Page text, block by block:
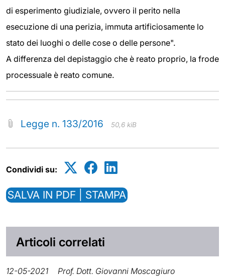
di esperimento giudiziale, ovvero il perito nella
esecuzione di una perizia, immuta artificiosamente lo
stato dei luoghi o delle cose o delle persone".
A differenza del depistaggio che è reato proprio, la frode
processuale è reato comune.
Legge n. 133/2016 50,6 kiB
Condividi su:
SALVA IN PDF | STAMPA
Articoli correlati
12-05-2021 Prof. Dott. Giovanni Moscagiuro